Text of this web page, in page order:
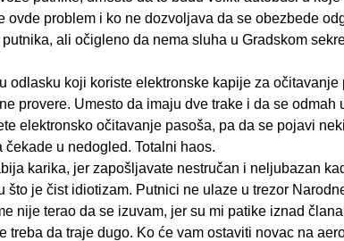
ovde problem i ko ne dozvoljava da se obezbede
ali očigleno da nema sluha u Gradskom
odlasku koji koriste elektronske kapije za očitavanje
provere. Umesto da imaju dve trake i da se odmah
elektronsko očitavanje pasoša, pa da se pojavi
u nedogled. Totalni haos.
karika, jer zapošljavate nestručan i neljubazan
je čist idiotizam. Putnici ne ulaze u trezor
nije terao da se izuvam, jer su mi patike iznad
treba da traje dugo. Ko će vam ostaviti novac na